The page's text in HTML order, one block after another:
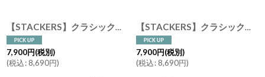
【STACKERS】クラシック ドロワー ジュエリーケース ３sec ディープ トープ グレージュ Taupe 引き出し スタッカーズ
7,900円(税別)
(税込: 8,690円)
【STACKERS】クラシック ドロワー ジュエリーケース 5sec トープ グレージュ Taupe 引き出し スタッカーズ
7,900円(税別)
(税込: 8,690円)